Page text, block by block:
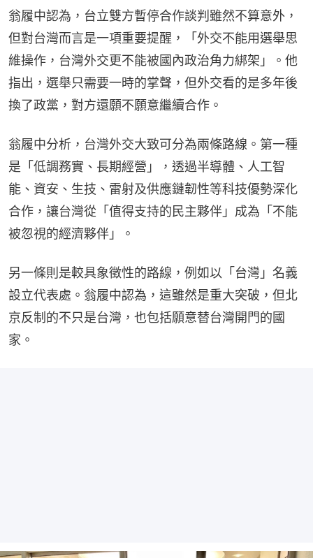
翁履中認為，台立雙方暫停合作談判雖然不算意外，
但對台灣而言是一項重要提醒，「外交不能用選舉思
維操作，台灣外交更不能被國內政治角力綁架」。他
指出，選舉只需要一時的掌聲，但外交看的是多年後
換了政黨，對方還願不願意繼續合作。
翁履中分析，台灣外交大致可分為兩條路線。第一種
是「低調務實、長期經營」，透過半導體、人工智
能、資安、生技、雷射及供應鏈韌性等科技優勢深化
合作，讓台灣從「值得支持的民主夥伴」成為「不能
被忽視的經濟夥伴」。
另一條則是較具象徵性的路線，例如以「台灣」名義
設立代表處。翁履中認為，這雖然是重大突破，但北
京反制的不只是台灣，也包括願意替台灣開門的國
家。